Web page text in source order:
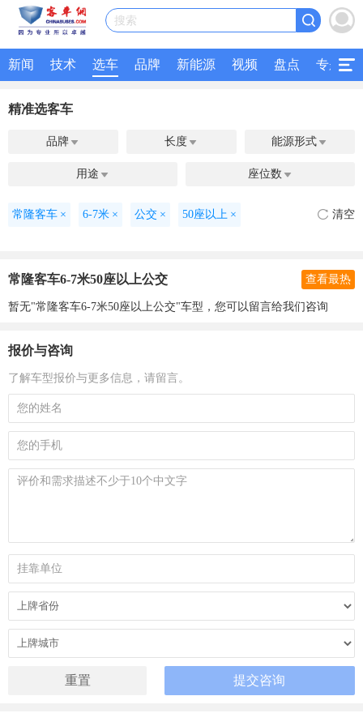
搜索
新闻 技术 选车 品牌 新能源 视频 盘点 专题
精准选客车
品牌  长度  能源形式 
用途  座位数 
常隆客车 × 6-7米 × 公交 × 50座以上 × 清空
常隆客车6-7米50座以上公交 查看最热
暂无"常隆客车6-7米50座以上公交"车型，您可以留言给我们咨询
报价与咨询
了解车型报价与更多信息，请留言。